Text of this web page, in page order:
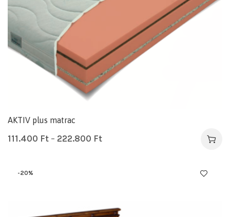
AKTIV plus matrac
111.400 Ft – 222.800 Ft
-20%